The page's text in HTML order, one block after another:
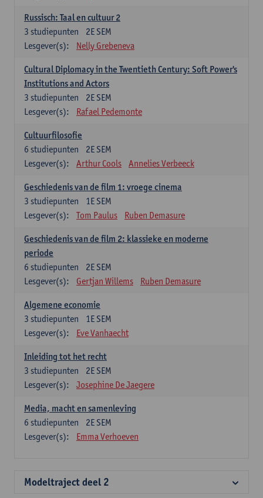
Russisch: Taal en cultuur 2
2E SEM
3 studiepunten
Lesgever(s):
Nelly Grebeneva
Cultural Diplomacy in the Twentieth Century: Soft Power's
Institutions and Actors
2E SEM
3 studiepunten
Lesgever(s):
Rafael Pedemonte
Cultuurfilosofie
2E SEM
6 studiepunten
Lesgever(s):
Arthur Cools Annelies Verbeeck
Geschiedenis van de film 1: vroege cinema
1E SEM
3 studiepunten
Lesgever(s):
Tom Paulus Ruben Demasure
Geschiedenis van de film 2: klassieke en moderne
periode
2E SEM
6 studiepunten
Lesgever(s):
Gertjan Willems Ruben Demasure
Algemene economie
1E SEM
3 studiepunten
Lesgever(s):
Eve Vanhaecht
Inleiding tot het recht
2E SEM
3 studiepunten
Lesgever(s):
Josephine De Jaegere
Media, macht en samenleving
2E SEM
6 studiepunten
Lesgever(s):
Emma Verhoeven
Modeltraject deel 2